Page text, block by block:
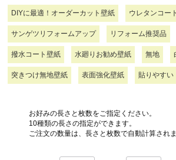
DIYに最適！オーダーカット壁紙 ウレタンコー
サンゲツリフォームアップ リフォーム推奨品
撥水コート壁紙 水廻りお勧め壁紙 無地
突きつけ無地壁紙 表面強化壁紙 貼りやすい
お好みの長さと枚数をご指定ください。
10種類の長さの指定ができます。
ご注文の数量は、長さと枚数で自動計算されま